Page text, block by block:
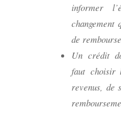
informer
de
Un crédit
faut choisir
revenus, de